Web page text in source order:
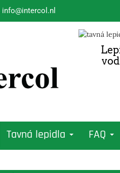
info@intercol.nl
Tavná lepidla FAQ